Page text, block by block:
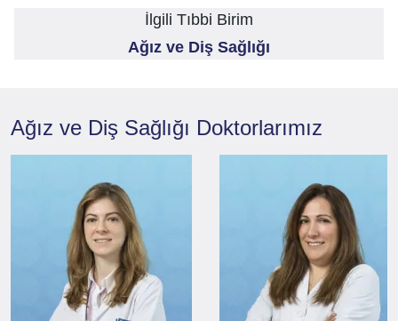
İlgili Tıbbi Birim
Ağız ve Diş Sağlığı
Ağız ve Diş Sağlığı Doktorlarımız